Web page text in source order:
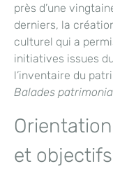
près d’une
derniers, la
culturel qui a
initiatives issues
l’inventaire du
Balades
et